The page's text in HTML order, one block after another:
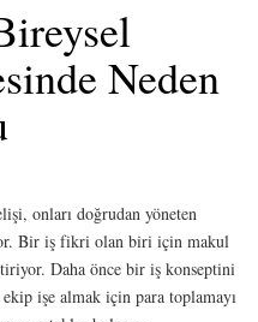
Neden
onları doğrudan yöneten
Bir iş fikri olan biri için makul
Daha önce bir iş konseptini
işe almak için para toplamayı